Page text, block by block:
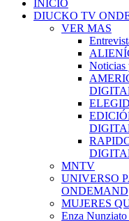
INICIO
DIUCKO TV
VER MAS
Noticias
MNTV
UNIVERSO
ONDEMAND
MUJERES
Enza